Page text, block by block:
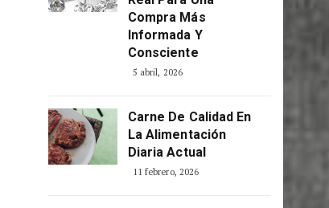
Compra Más
Informada Y
Consciente
5 abril, 2026
Carne De Calidad En
La Alimentación
Diaria Actual
11 febrero, 2026